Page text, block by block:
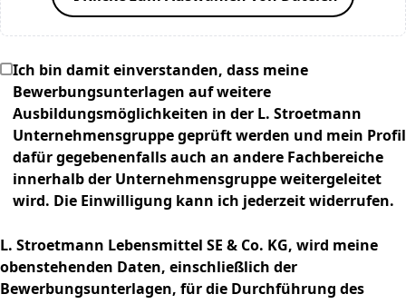
Ich bin damit einverstanden, dass meine
Bewerbungsunterlagen auf weitere
Ausbildungsmöglichkeiten in der L. Stroetmann
Unternehmensgruppe geprüft werden und mein Profil
dafür gegebenenfalls auch an andere Fachbereiche
innerhalb der Unternehmensgruppe weitergeleitet
wird. Die Einwilligung kann ich jederzeit widerrufen.
L. Stroetmann Lebensmittel SE & Co. KG, wird meine
obenstehenden Daten, einschließlich der
Bewerbungsunterlagen, für die Durchführung des